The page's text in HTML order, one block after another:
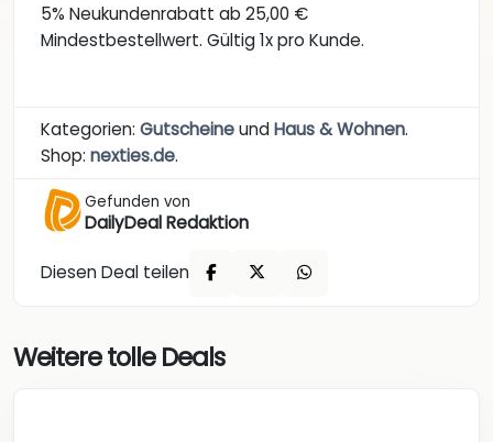
5% Neukundenrabatt ab 25,00 €
Mindestbestellwert. Gültig 1x pro Kunde.
Kategorien: GutscheineundHaus & Wohnen.
Shop: nexties.de.
Gefunden von
DailyDeal Redaktion
Diesen Deal teilen
Weitere tolle Deals